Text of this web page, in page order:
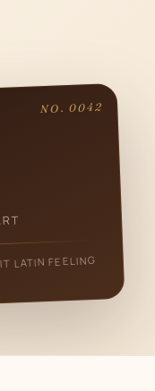
NO. 0042
LATIN FEELING